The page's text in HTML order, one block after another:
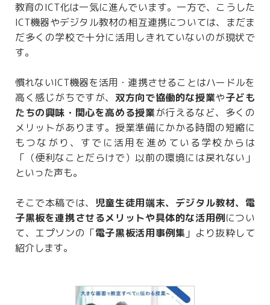
教育のICT化は一気に進んでいます。一方で、こうした
ICT機器やデジタル教材の相互連携については、まだま
だ多くの学校で十分に活用しきれていないのが現状で
す。
慣れないICT機器を活用・連携させることはハードルを
高く感じがちですが、 双方向で協働的な授業や子ども
たちの興味・関心を高める授業が行えるなど、多くの
メリットがあります。授業準備にかかる時間の短縮に
もつながり、すでに活用を進めている学校からは
「（便利なことだらけで）以前の環境には戻れない」
といった声も。
そこで本稿では、 児童生徒用端末、デジタル教材、電
子黒板を連携させるメリットや具体的な活用例につい
て、エプソンの「電子黒板活用事例集 」より抜粋して
紹介します。